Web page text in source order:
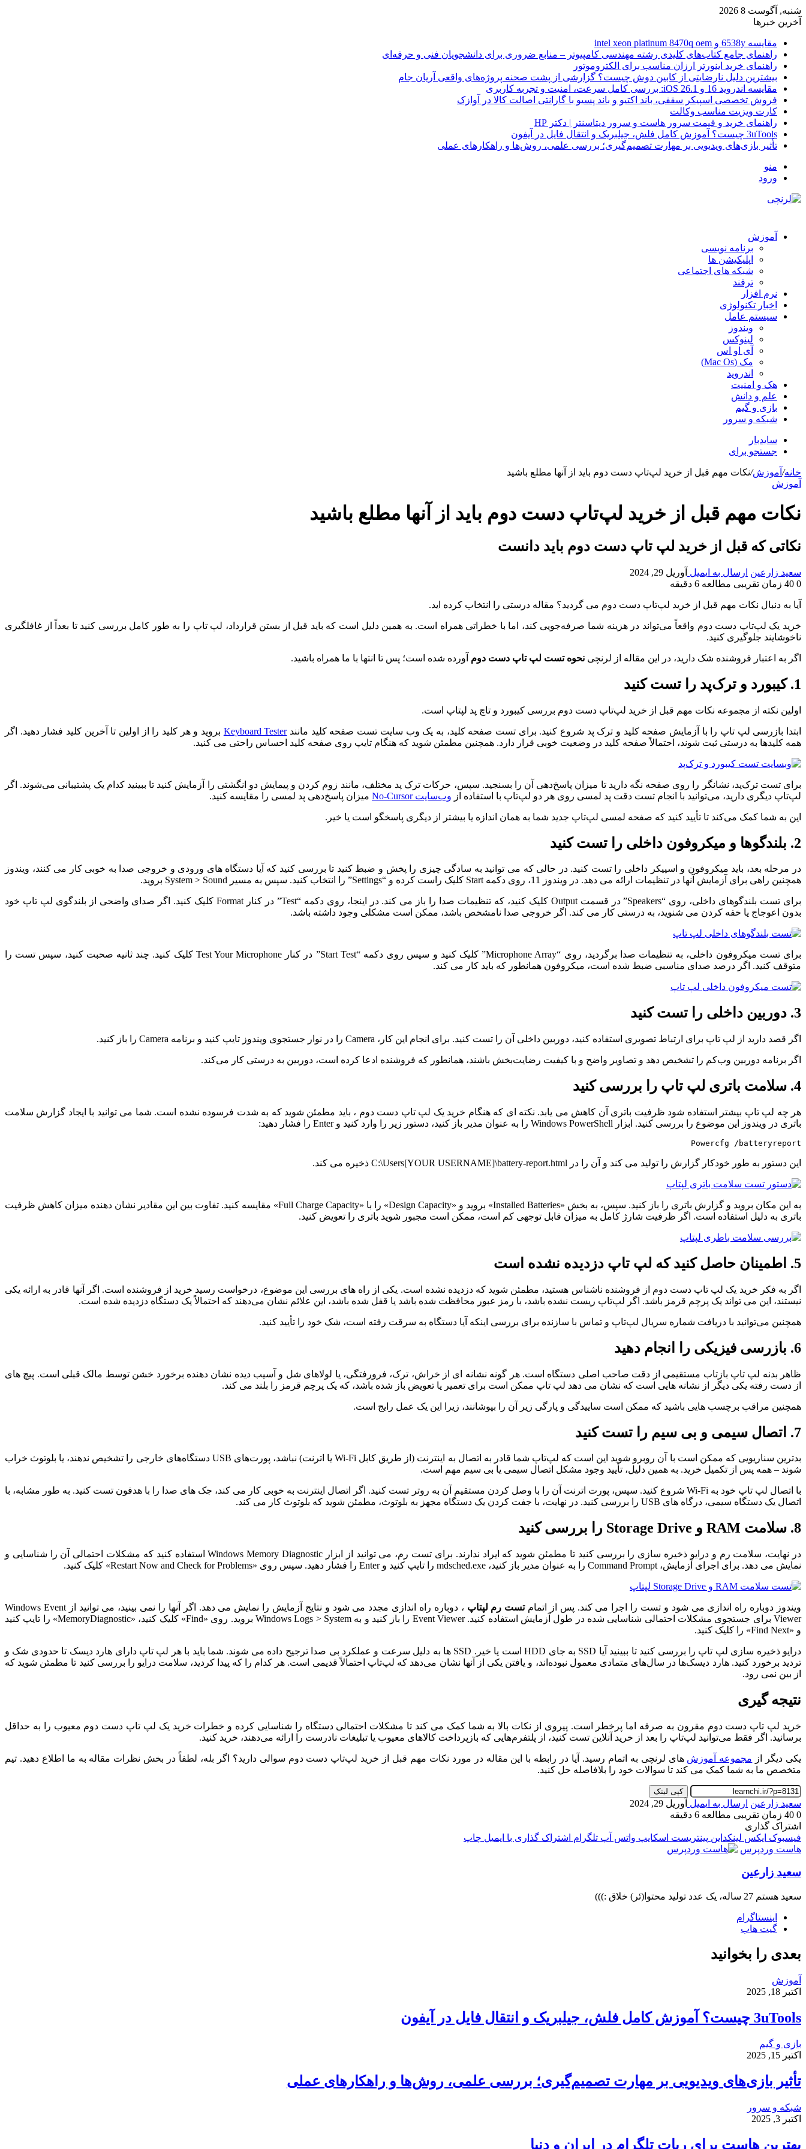
شنبه, آگوست 8 2026
آخرین خبرها
مقایسه 6538y و intel xeon platinum 8470q oem
راهنمای جامع کتاب‌های کلیدی رشته مهندسی کامپیوتر – منابع ضروری برای دانشجویان فنی و حرفه‌ای
راهنمای خرید اینورتر ارزان مناسب برای الکتروموتور
بیشترین دلیل نارضایتی از کابین دوش چیست؟ گزارشی از پشت صحنه پروژه‌های واقعی آریان جام
مقایسه اندروید 16 و iOS 26.1: بررسی کامل سرعت، امنیت و تجربه کاربری
فروش تخصصی اسپیکر سقفی، باند اکتیو و باند پسیو با گارانتی اصالت کالا در آوازک
کارت ویزیت مناسب وکالت
راهنمای خرید و قیمت سرور هاست و سرور دیتاسنتر | دکتر HP
3uTools چیست؟ آموزش کامل فلش، جیلبریک و انتقال فایل در آیفون
تأثیر بازی‌های ویدیویی بر مهارت تصمیم‌گیری؛ بررسی علمی، روش‌ها و راهکارهای عملی
منو
ورود
آموزش
برنامه نویسی
اپلیکیشن ها
شبکه های اجتماعی
ترفند
نرم افزار
اخبار تکنولوژی
سیستم عامل
ویندوز
لینوکس
آی او اس
مک (Mac Os)
اندروید
هک و امنیت
علم و دانش
بازی و گیم
شبکه و سرور
سایدبار
جستجو برای
خانه/ آموزش/نکات مهم قبل از خرید لپ‌تاپ دست دوم باید از آنها مطلع باشید
آموزش
نکات مهم قبل از خرید لپ‌تاپ دست دوم باید از آنها مطلع باشید
نکاتی که قبل از خرید لپ تاپ دست دوم باید دانست
سعید زارعین ارسال به ایمیل آوریل 29, 2024
0
زمان تقریبی مطالعه 6 دقیقه
آیا به دنبال نکات مهم قبل از خرید لپ‌تاپ دست دوم می گردید؟ مقاله درستی را انتخاب کرده اید.
خرید یک لپ‌تاپ دست دوم واقعاً می‌تواند در هزینه شما صرفه‌جویی کند، اما با خطراتی همراه است. به همین دلیل است که باید قبل از بستن قرارداد، لپ تاپ را به طور کامل بررسی کنید تا بعداً از غافلگیری
ناخوشایند جلوگیری کنید.
اگر به اعتبار فروشنده شک دارید، در این مقاله از لرنچی نحوه تست لپ تاپ دست دوم آورده شده است؛ پس تا انتها با ما همراه باشید.
1. کیبورد و ترک‌پد را تست کنید
اولین نکته از مجموعه نکات مهم قبل از خرید لپ‌تاپ دست دوم بررسی کیبورد و تاچ پد لپتاپ است.
ابتدا بازرسی لپ تاپ را با آزمایش صفحه کلید و ترک پد شروع کنید. برای تست صفحه کلید، به یک وب سایت تست صفحه کلید مانندKeyboard Tester بروید و هر کلید را از اولین تا آخرین کلید فشار دهید. اگر
همه کلیدها به درستی ثبت شوند، احتمالاً صفحه کلید در وضعیت خوبی قرار دارد. همچنین مطمئن شوید که هنگام تایپ روی صفحه کلید احساس راحتی می کنید.
برای تست ترک‌پد، نشانگر را روی صفحه نگه دارید تا میزان پاسخ‌دهی آن را بسنجید. سپس، حرکات ترک پد مختلف، مانند زوم کردن و پیمایش دو انگشتی را آزمایش کنید تا ببینید کدام یک پشتیبانی می‌شوند. اگر
لپ‌تاپ دیگری دارید، می‌توانید با انجام تست دقت پد لمسی روی هر دو لپ‌تاپ با استفاده از وب‌سایت No-Cursor میزان پاسخ‌دهی پد لمسی را مقایسه کنید.
این به شما کمک می‌کند تا تأیید کنید که صفحه لمسی لپ‌تاپ جدید شما به همان اندازه یا بیشتر از دیگری پاسخگو است یا خیر.
2. بلندگوها و میکروفون داخلی را تست کنید
در مرحله بعد، باید میکروفون و اسپیکر داخلی را تست کنید. در حالی که می توانید به سادگی چیزی را پخش و ضبط کنید تا بررسی کنید که آیا دستگاه های ورودی و خروجی صدا به خوبی کار می کنند، ویندوز
همچنین راهی برای آزمایش آنها در تنظیمات ارائه می دهد. در ویندوز 11، روی دکمه Start کلیک راست کرده و “Settings” را انتخاب کنید. سپس به مسیر System > Sound بروید.
برای تست بلندگوهای داخلی، روی “Speakers” در قسمت Output کلیک کنید، که تنظیمات صدا را باز می کند. در اینجا، روی دکمه “Test” در کنار Format کلیک کنید. اگر صدای واضحی از بلندگوی لپ تاپ خود
بدون اعوجاج یا خفه کردن می شنوید، به درستی کار می کند. اگر خروجی صدا نامشخص باشد، ممکن است مشکلی وجود داشته باشد.
برای تست میکروفون داخلی، به تنظیمات صدا برگردید، روی “Microphone Array” کلیک کنید و سپس روی دکمه “Start Test” در کنار Test Your Microphone کلیک کنید. چند ثانیه صحبت کنید، سپس تست را
متوقف کنید. اگر درصد صدای مناسبی ضبط شده است، میکروفون همانطور که باید کار می کند.
3. دوربین داخلی را تست کنید
اگر قصد دارید از لپ تاپ برای ارتباط تصویری استفاده کنید، دوربین داخلی آن را تست کنید. برای انجام این کار، Camera را در نوار جستجوی ویندوز تایپ کنید و برنامه Camera را باز کنید.
اگر برنامه دوربین وب‌کم را تشخیص دهد و تصاویر واضح و با کیفیت رضایت‌بخش باشند، همانطور که فروشنده ادعا کرده است، دوربین به درستی کار می‌کند.
4. سلامت باتری لپ تاپ را بررسی کنید
هر چه لپ تاپ بیشتر استفاده شود ظرفیت باتری آن کاهش می یابد. نکته ای که هنگام خرید یک لپ تاپ دست دوم ، باید مطمئن شوید که به شدت فرسوده نشده است. شما می توانید با ایجاد گزارش سلامت
باتری در ویندوز این موضوع را بررسی کنید. ابزار Windows PowerShell را به عنوان مدیر باز کنید، دستور زیر را وارد کنید و Enter را فشار دهید:
Powercfg /batteryreport
این دستور به طور خودکار گزارش را تولید می کند و آن را در C:\Users[YOUR USERNAME]\battery-report.html ذخیره می کند.
به این مکان بروید و گزارش باتری را باز کنید. سپس، به بخش «Installed Batteries» بروید و «Design Capacity» را با «Full Charge Capacity» مقایسه کنید. تفاوت بین این مقادیر نشان دهنده میزان کاهش ظرفیت
باتری به دلیل استفاده است. اگر ظرفیت شارژ کامل به میزان قابل توجهی کم است، ممکن است مجبور شوید باتری را تعویض کنید.
5. اطمینان حاصل کنید که لپ تاپ دزدیده نشده است
اگر به فکر خرید یک لپ تاپ دست دوم از فروشنده ناشناس هستید، مطمئن شوید که دزدیده نشده است. یکی از راه های بررسی این موضوع، درخواست رسید خرید از فروشنده است. اگر آنها قادر به ارائه یکی
نیستند، این می تواند یک پرچم قرمز باشد. اگر لپ‌تاپ ریست نشده باشد، با رمز عبور محافظت شده باشد یا قفل شده باشد، این علائم نشان می‌دهند که احتمالاً یک دستگاه دزدیده شده است.
همچنین می‌توانید با دریافت شماره سریال لپ‌تاپ و تماس با سازنده برای بررسی اینکه آیا دستگاه به سرقت رفته است، شک خود را تأیید کنید.
6. بازرسی فیزیکی را انجام دهید
ظاهر بدنه لپ تاپ بازتاب مستقیمی از دقت صاحب اصلی دستگاه است. هر گونه نشانه ای از خراش، ترک، فرورفتگی، یا لولاهای شل و آسیب دیده نشان دهنده برخورد خشن توسط مالک قبلی است. پیچ های
از دست رفته یکی دیگر از نشانه هایی است که نشان می دهد لپ تاپ ممکن است برای تعمیر یا تعویض باز شده باشد، که یک پرچم قرمز را بلند می کند.
همچنین مراقب برچسب هایی باشید که ممکن است ساییدگی و پارگی زیر آن را بپوشانند، زیرا این یک عمل رایج است.
7. اتصال سیمی و بی سیم را تست کنید
بدترین سناریویی که ممکن است با آن روبرو شوید این است که لپ‌تاپ شما قادر به اتصال به اینترنت (از طریق کابل Wi-Fi یا اترنت) نباشد، پورت‌های USB دستگاه‌های خارجی را تشخیص ندهند، یا بلوتوث خراب
شوند – همه پس از تکمیل خرید. به همین دلیل، تأیید وجود مشکل اتصال سیمی یا بی سیم مهم است.
با اتصال لپ تاپ خود به Wi-Fi شروع کنید. سپس، پورت اترنت آن را با وصل کردن مستقیم آن به روتر تست کنید. اگر اتصال اینترنت به خوبی کار می کند، جک های صدا را با هدفون تست کنید. به طور مشابه، با
اتصال یک دستگاه سیمی، درگاه های USB را بررسی کنید. در نهایت، با جفت کردن یک دستگاه مجهز به بلوتوث، مطمئن شوید که بلوتوث کار می کند.
8. سلامت RAM و Storage Drive را بررسی کنید
در نهایت، سلامت رم و درایو ذخیره سازی را بررسی کنید تا مطمئن شوید که ایراد ندارند. برای تست رم، می توانید از ابزار Windows Memory Diagnostic استفاده کنید که مشکلات احتمالی آن را شناسایی و
نمایش می دهد. برای اجرای آزمایش، Command Prompt را به عنوان مدیر باز کنید، mdsched.exe را تایپ کنید و Enter را فشار دهید. سپس روی «Restart Now and Check for Problems» کلیک کنید.
ویندوز دوباره راه اندازی می شود و تست را اجرا می کند. پس از اتمامتست رم لپتاپ
، دوباره راه اندازی مجدد می شود و نتایج آزمایش را نمایش می دهد. اگر آنها را نمی بینید، می توانید از Windows Event
Viewer برای جستجوی مشکلات احتمالی شناسایی شده در طول آزمایش استفاده کنید. Event Viewer را باز کنید و به Windows Logs > System بروید. روی «Find» کلیک کنید، «MemoryDiagnostic» را تایپ کنید
و «Find Next» را کلیک کنید.
درایو ذخیره سازی لپ تاپ را بررسی کنید تا ببینید آیا SSD به جای HDD است یا خیر. SSD ها به دلیل سرعت و عملکرد بی صدا ترجیح داده می شوند. شما باید با هر لپ تاپ دارای هارد دیسک تا حدودی شک و
تردید برخورد کنید. هارد دیسک‌ها در سال‌های متمادی معمول نبوده‌اند، و یافتن یکی از آنها نشان می‌دهد که لپ‌تاپ احتمالاً قدیمی است. هر کدام را که پیدا کردید، سلامت درایو را بررسی کنید تا مطمئن شوید که
از بین نمی رود.
نتیجه گیری
خرید لپ تاپ دست دوم مقرون به صرفه اما پرخطر است. پیروی از نکات بالا به شما کمک می کند تا مشکلات احتمالی دستگاه را شناسایی کرده و خطرات خرید یک لپ تاپ دست دوم معیوب را به حداقل
برسانید. اگر فقط می‌توانید لپ‌تاپ را بعد از خرید آنلاین تست کنید، از پلتفرم‌هایی که بازپرداخت کالاهای معیوب یا تبلیغات نادرست را ارائه می‌دهند، خرید کنید.
یکی دیگر از مجموعه آموزش های لرنچی به اتمام رسید. آیا در رابطه با این مقاله در مورد نکات مهم قبل از خرید لپ‌تاپ دست دوم سوالی دارید؟ اگر بله، لطفاً در بخش نظرات مقاله به ما اطلاع دهید. تیم
متخصص ما به شما کمک می کند تا سوالات خود را بلافاصله حل کنید.
کپی لینک
سعید زارعین ارسال به ایمیل آوریل 29, 2024
0
زمان تقریبی مطالعه 6 دقیقه
اشتراک گذاری
فیسبوک ایکس لینکداین پینتریست اسکایپ واتس آپ تلگرام اشتراک گذاری با ایمیل چاپ
هاست وردپرس
سعید زارعین
سعید هستم 27 ساله، یک عدد تولید محتوا(ئر) خلاق :)))
اینستاگرام
گیت ‌هاب
بعدی را بخوانید
آموزش
اکتبر 18, 2025
3uTools چیست؟ آموزش کامل فلش، جیلبریک و انتقال فایل در آیفون
بازی و گیم
اکتبر 15, 2025
تأثیر بازی‌های ویدیویی بر مهارت تصمیم‌گیری؛ بررسی علمی، روش‌ها و راهکارهای عملی
شبکه و سرور
اکتبر 3, 2025
بهترین هاست برای ربات تلگرام در ایران و دنیا